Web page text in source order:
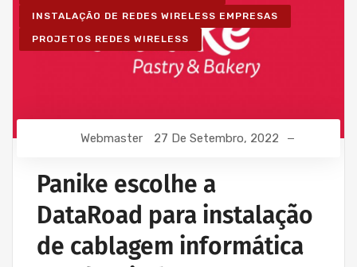
INSTALAÇÃO DE REDES WIRELESS EMPRESAS
PROJETOS REDES WIRELESS
Webmaster 27 De Setembro, 2022
Panike escolhe a
DataRoad para instalação
de cablagem informática